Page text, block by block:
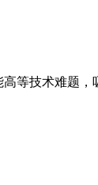
等技术难题